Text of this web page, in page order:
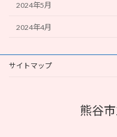
2024年5月
2024年4月
サイトマップ
熊谷